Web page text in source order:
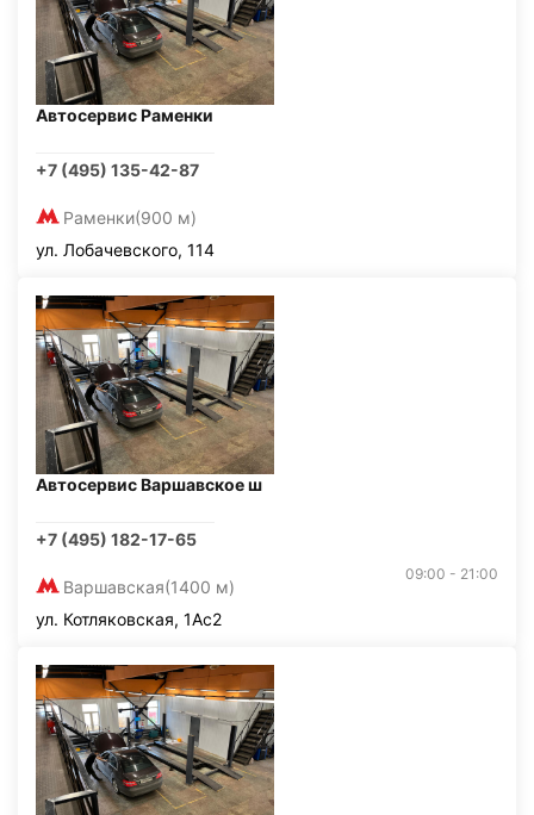
Автосервис Раменки
+7 (495) 135-42-87
Раменки(900 м)
ул. Лобачевского, 114
Автосервис Варшавское ш
+7 (495) 182-17-65
Варшавская(1400 м)
09:00 - 21:00
ул. Котляковская, 1Ас2